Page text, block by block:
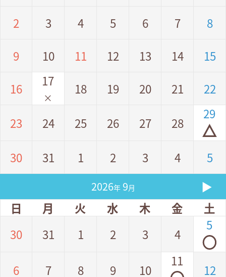
2 3 4 5 6 7 8
9 10 11 12 13 14 15
16 17
×
18 19 20 21 22
23 24 25 26 27 28
29
△
30 31 1 2 3 4 5
2026年 9月
▶
日
月 火 水 木 金
土
30
31 1 2 3 4
5
◯
6 7 8 9 10
11
12